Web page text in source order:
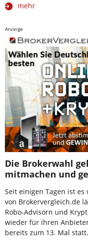
mehr
Anzeige
Die Brokerwahl
mitmachen und
Seit einigen Tagen ist
von Brokervergleich.de
Robo-Advisorn und
wieder für ihren
bereits zum 13. Mal